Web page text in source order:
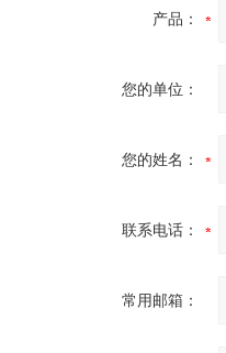
产品：
您的单位：
您的姓名：
联系电话：
常用邮箱：